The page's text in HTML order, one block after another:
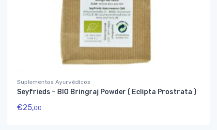
Suplementos Ayurvédicos
Seyfrieds – BIO Bringraj Powder ( Eclipta Prostrata )
€25,00